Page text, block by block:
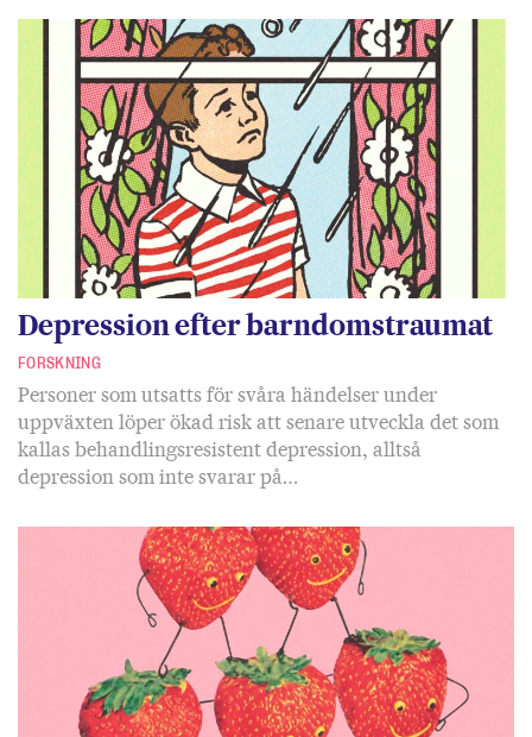
Depression efter barndomstraumat
FORSKNING
Personer som utsatts för svåra händelser under
uppväxten löper ökad risk att senare utveckla det som
kallas behandlingsresistent depression, alltså
depression som inte svarar på…